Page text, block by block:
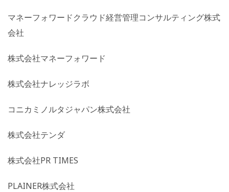
マネーフォワードクラウド経営管理コンサルティング株式
会社
株式会社マネーフォワード
株式会社ナレッジラボ
コニカミノルタジャパン株式会社
株式会社テンダ
株式会社PR TIMES
PLAINER株式会社